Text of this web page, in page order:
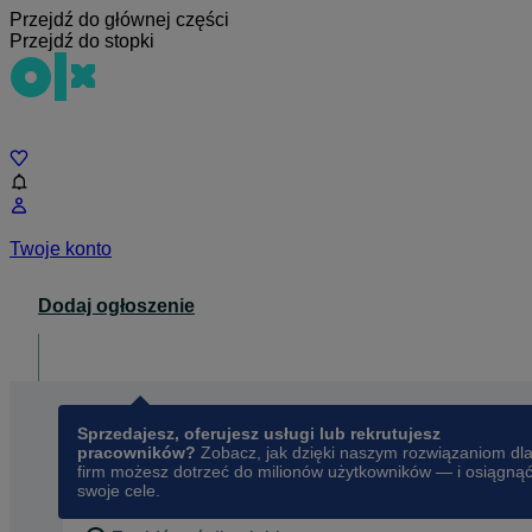
Przejdź do głównej części
Przejdź do stopki
Twoje konto
Dodaj ogłoszenie
Sprzedajesz, oferujesz usługi lub rekrutujesz
pracowników? Zobacz, jak dzięki naszym rozwiązaniom dla
firm możesz dotrzeć do milionów użytkowników — i osiągnąć
swoje cele.